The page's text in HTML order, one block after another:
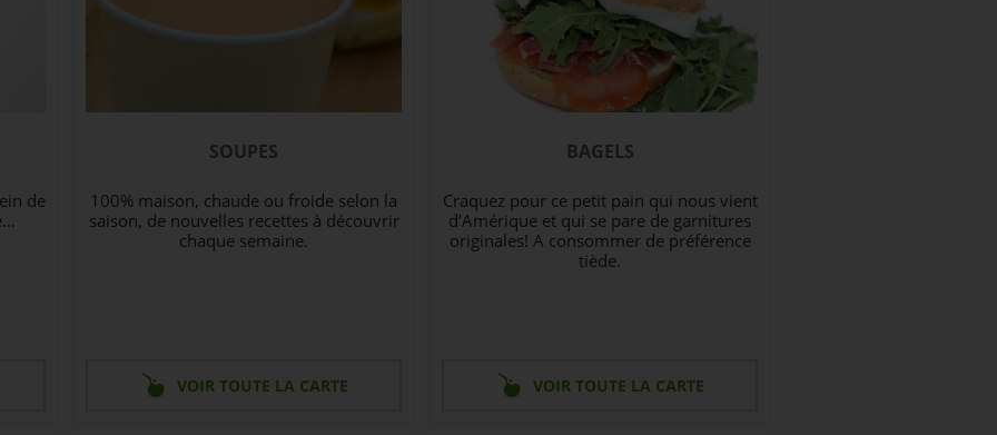
de
SOUPES
100% maison, chaude ou froide selon la
saison, de nouvelles recettes à découvrir
chaque semaine.
VOIR TOUTE LA CARTE
BAGELS
Craquez pour ce petit pain qui nous vient
d’Amérique et qui se pare de garnitures
originales! A consommer de préférence
tiède.
VOIR TOUTE LA CARTE